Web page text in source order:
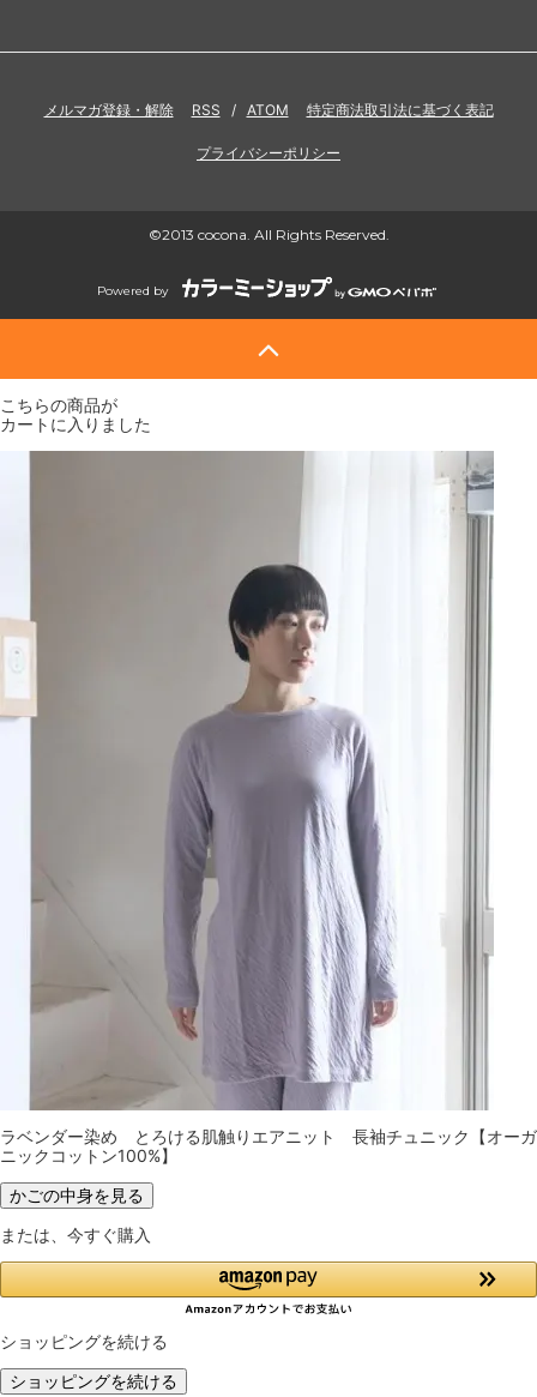
メルマガ登録・解除 RSS / ATOM 特定商法取引法に基づく表記
プライバシーポリシー
©2013 cocona. All Rights Reserved.
Powered by
こちらの商品が
カートに入りました
ラベンダー染め とろける肌触りエアニット 長袖チュニック【オーガ
ニックコットン100%】
かごの中身を見る
または、今すぐ購入
ショッピングを続ける
ショッピングを続ける